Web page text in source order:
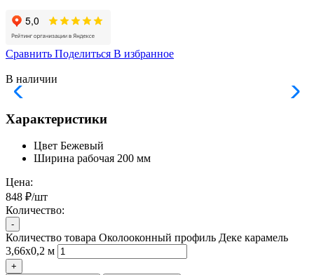
Сравнить Поделиться В избранное
В наличии
Характеристики
Цвет Бежевый
Ширина рабочая 200 мм
Цена:
848 ₽/шт
Количество:
-
Количество товара Околооконный профиль Деке карамель
3,66х0,2 м
+